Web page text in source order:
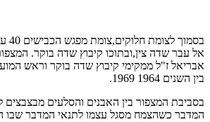
אל עבר שדה צין,ובתוכו קיבוץ שדה בוקר.
אבריאל ז"ל ממקימי קיבוץ שדה בוקר וראש
בין השנים 1964 1969.
בסביבת המצפור בין האבנים והסלעים מבצבצים
המדבר כשהצמח מסגל עצמו לתנאי המדבר שבו